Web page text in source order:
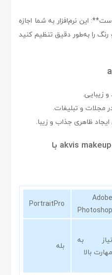
این نرم‌افزار به شما اجازه
را به‌طور دقیق تنظیم کنید
زیبایی.
مجلات و تبلیغات.
ظاهری جذاب و زیبا.
جدول مقایسه ویژگی‌های akvis makeup با
Adobe
Photoshop
PortraitPro
نیاز به
مهارت بالا
بله